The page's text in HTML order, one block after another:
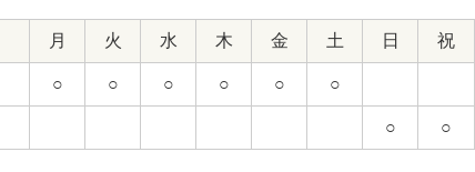
月 火 水 木 金 土 日 祝
○ ○ ○ ○ ○ ○
○ ○